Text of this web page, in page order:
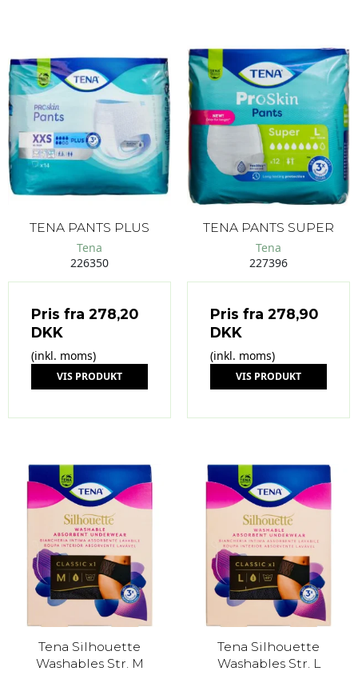
TENA PANTS PLUS
Tena
226350
Pris fra 278,20
DKK
(inkl. moms)
VIS PRODUKT
TENA PANTS SUPER
Tena
227396
Pris fra 278,90
DKK
(inkl. moms)
VIS PRODUKT
Tena Silhouette
Washables Str. M
Tena Silhouette
Washables Str. L